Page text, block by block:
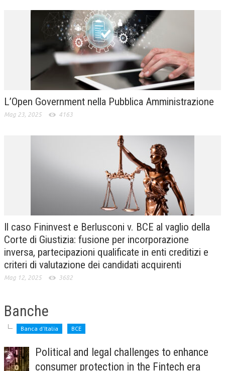
DIRITTO DEL WEB
DIRITTO DELLE IMPRESE IN CRISI
CRIMINOLOGIA E CRIMINALISTICA
SICUREZZA SUL LAVORO
DIRITTO TRIBUTARIO
PRASSI
AMMINISTRATIVA
TRIBUTARIA
COSTITUZIONALE
CIVILE
TRIBUTARIA
PENALE
L’Open Government nella Pubblica Amministrazione
Mag 23, 2025 4163
Il caso Fininvest e Berlusconi v. BCE al vaglio della
Corte di Giustizia: fusione per incorporazione
inversa, partecipazioni qualificate in enti creditizi e
criteri di valutazione dei candidati acquirenti
Mag 12, 2025 3682
Banche
Banca d'Italia BCE
Political and legal challenges to enhance
consumer protection in the Fintech era